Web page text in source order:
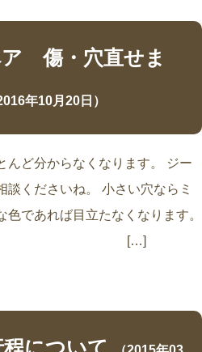
傷・穴直せま
年10月20日）
んど分からなくなります。 ジー
談くださいね。 小さい穴ならミ
であれば目立たなくなります。
[…]
について